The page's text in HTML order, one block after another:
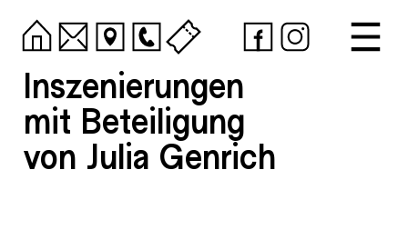
Inszenierungen
mit Beteiligung
von Julia Genrich